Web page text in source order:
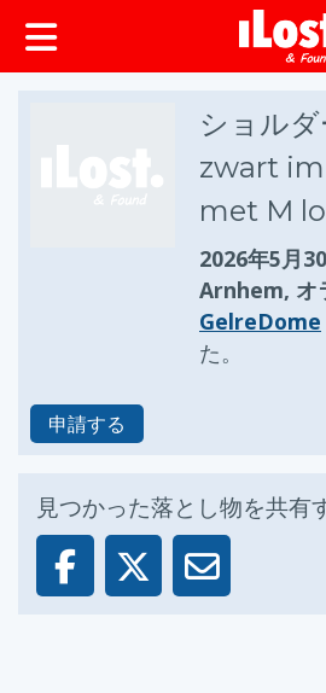
ップ
ショル
zwart
met M
2026年5月
Arnhem, オ
GelreDome
た。
申請する
見つかった落とし物を共有